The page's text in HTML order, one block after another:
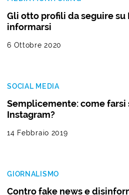
Gli otto profili da seguire su
informarsi
6 Ottobre 2020
SOCIAL MEDIA
Semplicemente: come farsi
Instagram?
14 Febbraio 2019
GIORNALISMO
Contro fake news e